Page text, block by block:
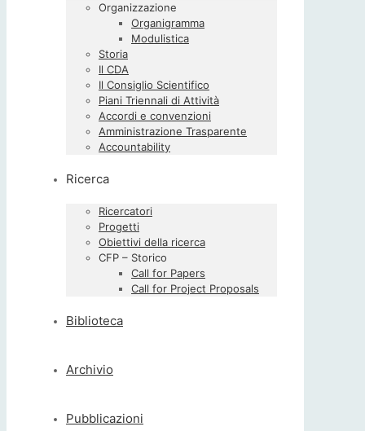
Organizzazione
Organigramma
Modulistica
Storia
Il CDA
Il Consiglio Scientifico
Piani Triennali di Attività
Accordi e convenzioni
Amministrazione Trasparente
Accountability
Ricerca
Ricercatori
Progetti
Obiettivi della ricerca
CFP – Storico
Call for Papers
Call for Project Proposals
Biblioteca
Archivio
Pubblicazioni